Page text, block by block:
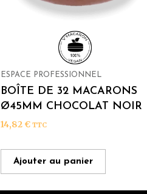
ESPACE PROFESSIONNEL
BOÎTE DE 32 MACARONS
Ø45MM CHOCOLAT NOIR
14,82 € TTC
Ajouter au panier